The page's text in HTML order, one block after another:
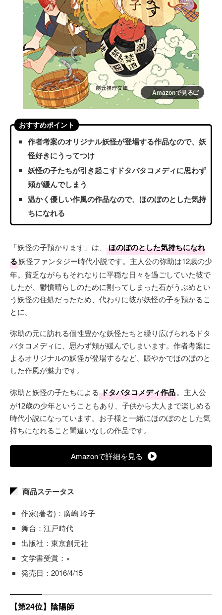
Amazonで見る
おすすめポイント
作者考案のオリジナル妖怪が登場する作品なので、妖
怪好きにうってつけ
妖怪の子たちが引き起こすドタバタコメディに思わず
頬が緩んでしまう
温かく優しい作風の作品なので、ほのぼのとした気持
ちになれる
「妖怪の子預かります」は、
ほのぼのとした気持ちになれ
る妖怪ファンタジー時代小説です。主人公の弥助は12歳の少
年。貧乏ながらもそれなりに平穏な日々を過ごしていた彼で
したが、鬱憤晴らしのために割ってしまった石がうぶめとい
う妖怪の住処だったため、代わりに彼が妖怪の子を預かるこ
とに。
弥助の元に訪れる個性豊かな妖怪たちと繰り広げられるドタ
バタコメディに、思わず頬が緩んでしまいます。作者考案に
よるオリジナルの妖怪が登場するなど、賑やかでほのぼのと
した作風が魅力です。
弥助と妖怪の子たちによる ドタバタコメディ作品。主人公
が12歳の少年ということもあり、子供から大人まで楽しめる
時代小説になっています。お子様と一緒にほのぼのとした気
持ちになれること間違いなしの作品です。
Amazonで詳細を見る
商品ステータス
作家(著者)：廣嶋 玲子
舞台：江戸時代
出版社：東京創元社
文学書受賞：×
発売日：2016/4/15
【第24位】陰陽師